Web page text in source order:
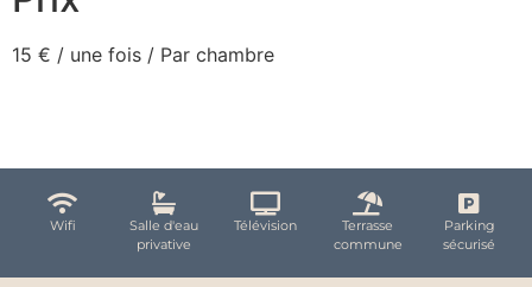
15 € / une fois / Par chambre
Wifi
Salle d'eau
privative
Télévision
Terrasse
commune
Parking
sécurisé